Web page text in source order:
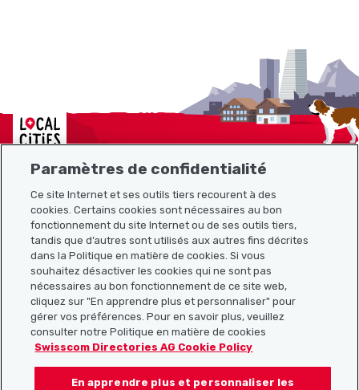
Localcities
Plan du site
Liens utiles
Télécharger l’application Localcities
Paramètres de confidentialité
Ce site Internet et ses outils tiers recourent à des
cookies. Certains cookies sont nécessaires au bon
fonctionnement du site Internet ou de ses outils tiers,
tandis que d’autres sont utilisés aux autres fins décrites
dans la Politique en matière de cookies. Si vous
souhaitez désactiver les cookies qui ne sont pas
nécessaires au bon fonctionnement de ce site web,
cliquez sur "En apprendre plus et personnaliser" pour
gérer vos préférences. Pour en savoir plus, veuillez
consulter notre Politique en matière de cookies
Swisscom Directories AG Cookie Policy
En apprendre plus et personnaliser les